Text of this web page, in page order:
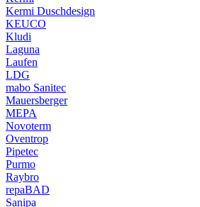
Kermi Duschdesign
KEUCO
Kludi
Laguna
Laufen
LDG
mabo Sanitec
Mauersberger
MEPA
Novoterm
Oventrop
Pipetec
Purmo
Raybro
repaBAD
Sanipa